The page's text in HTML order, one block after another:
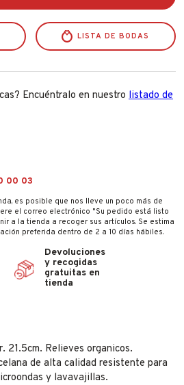
LISTA DE BODAS
Encuéntralo en nuestro listado de
00 03
es posible que nos lleve un poco más de
el correo electrónico "Su pedido está listo
a la tienda a recoger sus artículos. Se estima
preferida dentro de 2 a 10 días hábiles.
Devoluciones
y recogidas
gratuitas en
tienda
21.5cm. Relieves organicos.
de alta calidad resistente para
y lavavajillas.